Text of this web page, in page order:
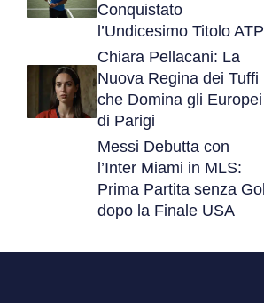
Conquistato
l’Undicesimo Titolo ATP
Chiara Pellacani: La
Nuova Regina dei Tuffi
che Domina gli Europei
di Parigi
Messi Debutta con
l’Inter Miami in MLS:
Prima Partita senza Gol
dopo la Finale USA